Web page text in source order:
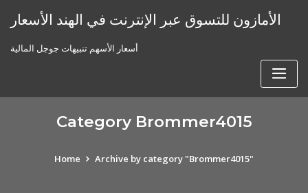
الأمازون للتسوق عبر الإنترنت في الهند الأسعار
أسعار الأسهم تنبيهات جوجل المالية
Category Brommer4015
Home Archive by category "Brommer4015"